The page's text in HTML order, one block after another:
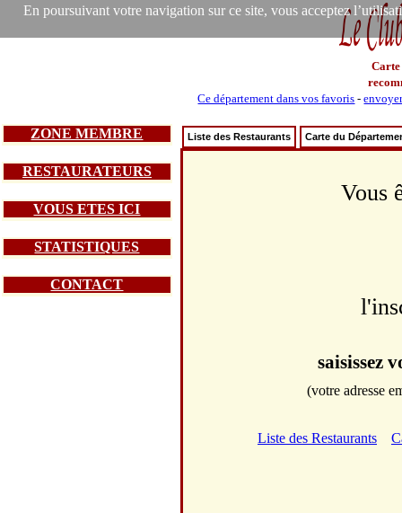
En poursuivant votre navigation sur ce site, vous acceptez
Carte
Ce département dans vos favoris -
ZONE MEMBRE
RESTAURATEURS
VOUS ETES ICI
STATISTIQUES
CONTACT
Liste des Restaurants Carte du
Vous
saisissez
(votre adresse
Liste des Restaurants